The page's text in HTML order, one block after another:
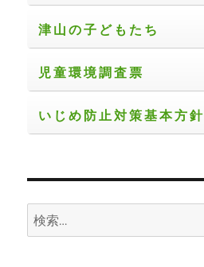
津山の子どもたち
児童環境調査票
いじめ防止対策基本方針
検
索: